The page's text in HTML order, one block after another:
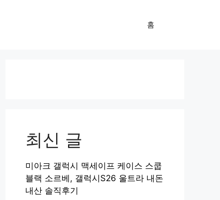
홈
최신 글
미아크 갤럭시 맥세이프 케이스 스쿱
블랙 소르베, 갤럭시S26 울트라 내돈
내산 솔직후기